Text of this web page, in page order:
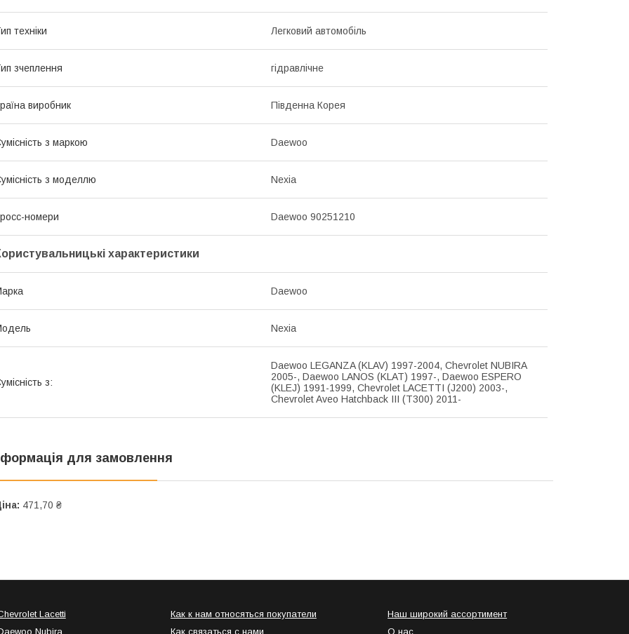
техніки Легковий автомобіль
зчеплення гідравлічне
виробник Південна Корея
з маркою Daewoo
з моделлю Nexia
номери Daewoo 90251210
характеристики
Daewoo
Nexia
з:
Daewoo LEGANZA (KLAV) 1997-2004, Chevrolet NUBIRA
2005-, Daewoo LANOS (KLAT) 1997-, Daewoo ESPERO
(KLEJ) 1991-1999, Chevrolet LACETTI (J200) 2003-,
Chevrolet Aveo Hatchback III (T300) 2011-
для замовлення
471,70 ₴
Lacetti
Nubira
Как к нам относяться покупатели
Как связаться с нами
Наш широкий ассортимент
О нас